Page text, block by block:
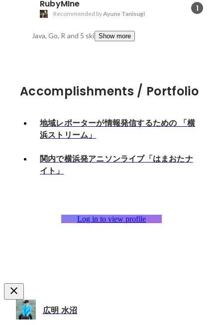
RubyMIne 1
Recommended byAyune Tanisugi
Java, Go, R and 5 skillsShow more
Accomplishments / Portfolio
地域レポーターが情報発信するための 「横
浜ストリーム」
関内で横浜発アニソンライブ「はまおたナ
イト」
Log in to view profile
広明 水沼